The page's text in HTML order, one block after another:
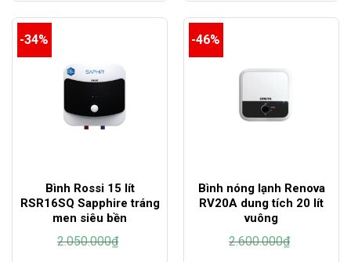
hiện
hiện
-34%
Bình Rossi 15 lít
RSR16SQ Sapphire tráng
men siêu bền
2.050.000₫
-46%
Bình nóng lạnh Renova
RV20A dung tích 20 lít
vuông
2.600.000₫